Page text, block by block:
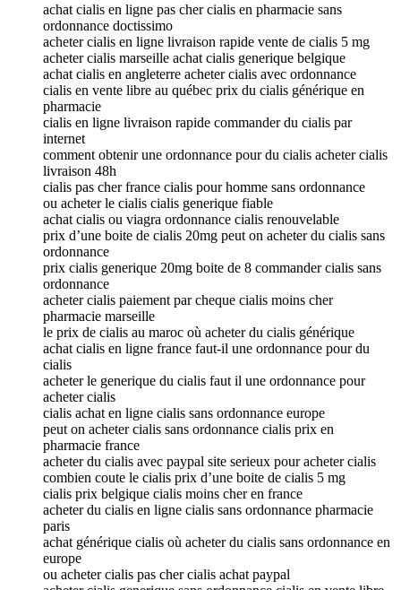
achat cialis en ligne pas cher cialis en pharmacie sans
ordonnance doctissimo
acheter cialis en ligne livraison rapide vente de cialis 5 mg
acheter cialis marseille achat cialis generique belgique
achat cialis en angleterre acheter cialis avec ordonnance
cialis en vente libre au québec prix du cialis générique en
pharmacie
cialis en ligne livraison rapide commander du cialis par
internet
comment obtenir une ordonnance pour du cialis acheter cialis
livraison 48h
cialis pas cher france cialis pour homme sans ordonnance
ou acheter le cialis cialis generique fiable
achat cialis ou viagra ordonnance cialis renouvelable
prix d’une boite de cialis 20mg peut on acheter du cialis sans
ordonnance
prix cialis generique 20mg boite de 8 commander cialis sans
ordonnance
acheter cialis paiement par cheque cialis moins cher
pharmacie marseille
le prix de cialis au maroc où acheter du cialis générique
achat cialis en ligne france faut-il une ordonnance pour du
cialis
acheter le generique du cialis faut il une ordonnance pour
acheter cialis
cialis achat en ligne cialis sans ordonnance europe
peut on acheter cialis sans ordonnance cialis prix en
pharmacie france
acheter du cialis avec paypal site serieux pour acheter cialis
combien coute le cialis prix d’une boite de cialis 5 mg
cialis prix belgique cialis moins cher en france
acheter du cialis en ligne cialis sans ordonnance pharmacie
paris
achat générique cialis où acheter du cialis sans ordonnance en
europe
ou acheter cialis pas cher cialis achat paypal